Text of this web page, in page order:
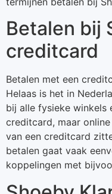
Betalen bij
creditcard
Betalen met een
Helaas is het in
bij alle fysieke winkels
creditcard, maar
van een creditcard
betalen gaat vaak
koppelingen met